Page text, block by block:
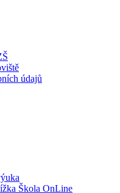
údajů
Škola OnLine